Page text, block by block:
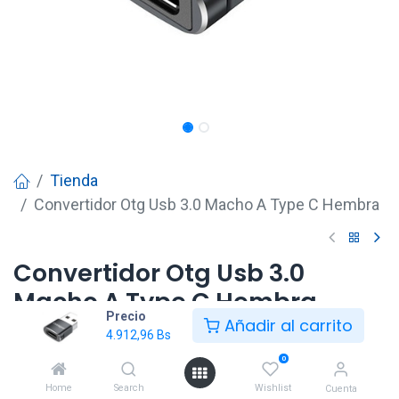
Precio
4.912,96 Bs Añadir al carrito
Home Search
0
Wishlist Cuenta
Tienda
Convertidor Otg Usb 3.0 Macho A Type C Hembra
Convertidor Otg Usb 3.0
Macho A Type C Hembra
4.912,96 Bs